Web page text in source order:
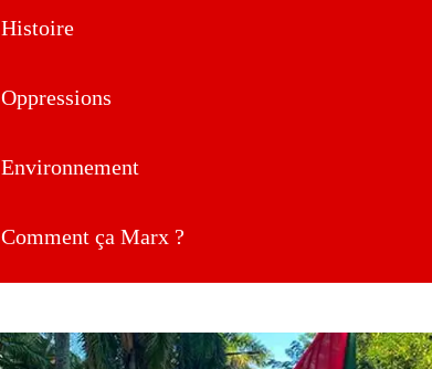
Histoire
Oppressions
Environnement
Comment ça Marx ?